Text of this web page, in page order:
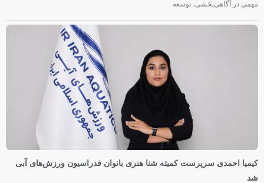
مهمی در آگاهی‌بخشی، توسعه
کیمیا احمدی سرپرست کمیته شنا هنری بانوان فدراسیون ورزش‌های آبی
شد